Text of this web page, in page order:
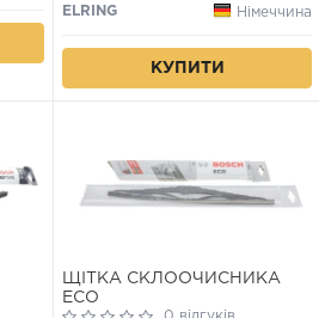
ELRING
Німеччина
КУПИТИ
ЩІТКА СКЛООЧИСНИКА
ECO